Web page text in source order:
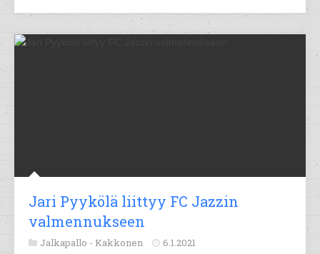
Jari Pyykölä liittyy FC Jazzin
valmennukseen
Jalkapallo - Kakkonen 6.1.2021